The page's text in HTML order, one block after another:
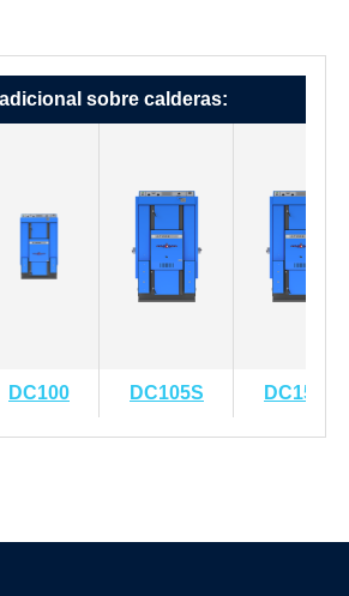
sobre calderas:
DC100 DC105S DC150S